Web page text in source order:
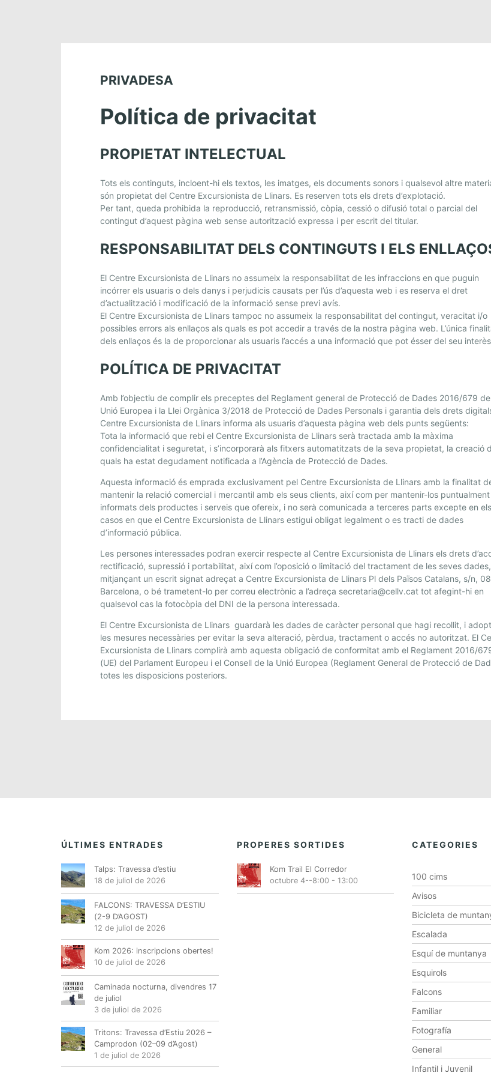
PRIVADESA
Política de privacitat
PROPIETAT INTELECTUAL
Tots els continguts, incloent-hi els textos, les imatges, els documents sonors i qualsevol altre
són propietat del Centre Excursionista de Llinars. Es reserven tots els drets d’explotació.
Per tant, queda prohibida la reproducció, retransmissió, còpia, cessió o difusió total o parcial del
contingut d’aquest pàgina web sense autorització expressa i per escrit del titular.
RESPONSABILITAT DELS CONTINGUTS I ELS
El Centre Excursionista de Llinars no assumeix la responsabilitat de les infraccions en que puguin
incórrer els usuaris o dels danys i perjudicis causats per l’ús d’aquesta web i es reserva el dret
d’actualització i modificació de la informació sense previ avís.
El Centre Excursionista de Llinars tampoc no assumeix la responsabilitat del contingut, veracitat i/o
possibles errors als enllaços als quals es pot accedir a través de la nostra pàgina web. L’única
dels enllaços és la de proporcionar als usuaris l’accés a una informació que pot ésser del seu
POLÍTICA DE PRIVACITAT
Amb l’objectiu de complir els preceptes del Reglament general de Protecció de Dades 2016/679
Unió Europea i la Llei Orgànica 3/2018 de Protecció de Dades Personals i garantia dels drets
Centre Excursionista de Llinars informa als usuaris d’aquesta pàgina web dels punts següents:
Tota la informació que rebi el Centre Excursionista de Llinars serà tractada amb la màxima
confidencialitat i seguretat, i s’incorporarà als fitxers automatitzats de la seva propietat, la creació
quals ha estat degudament notificada a l’Agència de Protecció de Dades.
Aquesta informació és emprada exclusivament pel Centre Excursionista de Llinars amb la finalitat
mantenir la relació comercial i mercantil amb els seus clients, així com per mantenir-los puntualment
informats dels productes i serveis que ofereix, i no serà comunicada a terceres parts excepte en els
casos en que el Centre Excursionista de Llinars estigui obligat legalment o es tracti de dades
d’informació pública.
Les persones interessades podran exercir respecte al Centre Excursionista de Llinars els drets
rectificació, supressió i portabilitat, així com l’oposició o limitació del tractament de les seves dades,
mitjançant un escrit signat adreçat a Centre Excursionista de Llinars Pl dels Països Catalans, s/n,
Barcelona, o bé trametent-lo per correu electrònic a l’adreça secretaria@cellv.cat tot afegint-hi en
qualsevol cas la fotocòpia del DNI de la persona interessada.
El Centre Excursionista de Llinars guardarà les dades de caràcter personal que hagi recollit, i
les mesures necessàries per evitar la seva alteració, pèrdua, tractament o accés no autoritzat. El
Excursionista de Llinars complirà amb aquesta obligació de conformitat amb el Reglament 2016/
(UE) del Parlament Europeu i el Consell de la Unió Europea (Reglament General de Protecció de
totes les disposicions posteriors.
ÚLTIMES ENTRADES
Talps: Travessa d’estiu
18 de juliol de 2026
FALCONS: TRAVESSA D’ESTIU
(2-9 D’AGOST)
12 de juliol de 2026
Kom 2026: inscripcions obertes!
10 de juliol de 2026
Caminada nocturna, divendres 17
de juliol
3 de juliol de 2026
Tritons: Travessa d’Estiu 2026 –
Camprodon (02–09 d’Agost)
1 de juliol de 2026
PROPERES SORTIDES
Kom Trail El Corredor
octubre 4--8:00- 13:00
CATEGORIES
100 cims
Avisos
Bicicleta de
Escalada
Esquí de muntanya
Esquirols
Falcons
Familiar
Fotografía
General
Infantil i Juvenil